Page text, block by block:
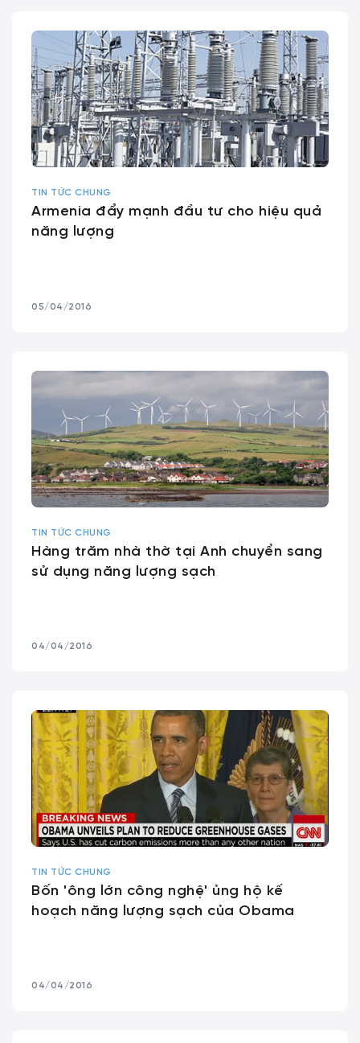
TIN TỨC CHUNG
Armenia đẩy mạnh đầu tư cho hiệu quả
năng lượng
05/04/2016
TIN TỨC CHUNG
Hàng trăm nhà thờ tại Anh chuyển sang
sử dụng năng lượng sạch
04/04/2016
TIN TỨC CHUNG
Bốn 'ông lớn công nghệ' ủng hộ kế
hoạch năng lượng sạch của Obama
04/04/2016